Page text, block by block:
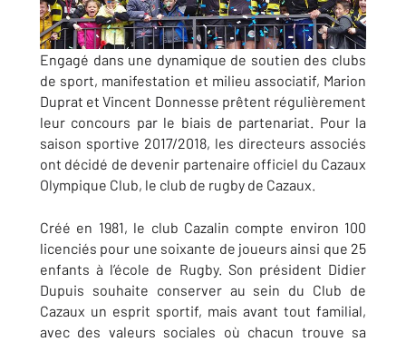
Engagé dans une dynamique de soutien des clubs
de sport, manifestation et milieu associatif, Marion
Duprat et Vincent Donnesse prêtent régulièrement
leur concours par le biais de partenariat. Pour la
saison sportive 2017/2018, les directeurs associés
ont décidé de devenir partenaire officiel du Cazaux
Olympique Club, le club de rugby de Cazaux.
Créé en 1981, le club Cazalin compte environ 100
licenciés pour une soixante de joueurs ainsi que 25
enfants à l’école de Rugby. Son président Didier
Dupuis souhaite conserver au sein du Club de
Cazaux un esprit sportif, mais avant tout familial,
avec des valeurs sociales où chacun trouve sa